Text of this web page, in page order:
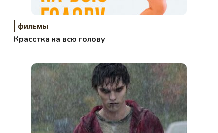
фильмы
Красотка на всю голову